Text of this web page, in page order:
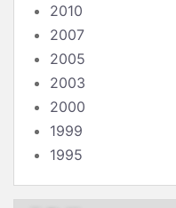
2010
2007
2005
2003
2000
1999
1995